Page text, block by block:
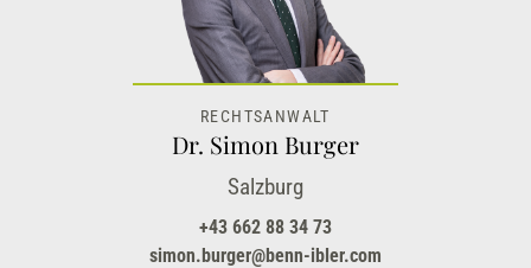
RECHTSANWALT
Dr. Simon Burger
Salzburg
+43 662 88 34 73
simon.burger@benn-ibler.com